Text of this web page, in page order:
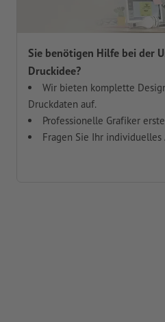
Sie benötigen Hilfe bei der
Druckidee?
Wir bieten komplette
Druckdaten auf.
Professionelle Grafiker
Fragen Sie Ihr